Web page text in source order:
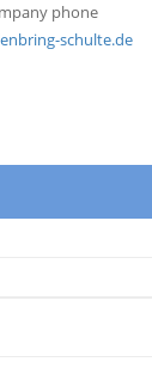
phone
schulte.de